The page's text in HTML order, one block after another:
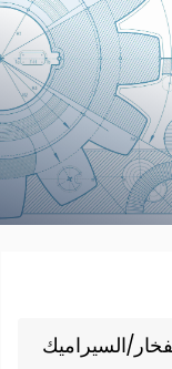
السيراميك